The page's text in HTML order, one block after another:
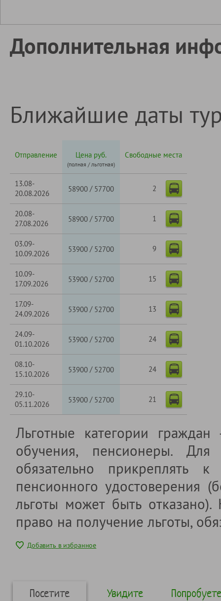
Дополнительная
Ближайшие даты
Отправление Цена руб.
(полная / льготная)
Свободные места
13.08-
20.08.2026
58900 / 57700 2
20.08-
27.08.2026
58900 / 57700 1
03.09-
10.09.2026
53900 / 52700 9
10.09-
17.09.2026
53900 / 52700 15
17.09-
24.09.2026
53900 / 52700 13
24.09-
01.10.2026
53900 / 52700 24
08.10-
15.10.2026
53900 / 52700 24
29.10-
05.11.2026
53900 / 52700 21
Льготные категории
обучения, пенсионеры. Для
обязательно прикреплять
пенсионного удостоверения
льготы может быть
право на получение льготы,
Добавить в избранное
Посетите Увидите Попробуете